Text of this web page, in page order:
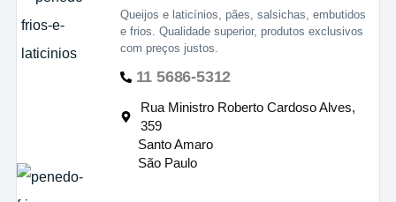
Queijos e laticínios, pães, salsichas, embutidos
e frios. Qualidade superior, produtos exclusivos
com preços justos.
11 5686-5312
Rua Ministro Roberto Cardoso Alves,
359
Santo Amaro
São Paulo